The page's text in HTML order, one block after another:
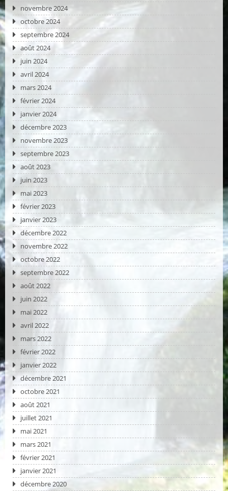
novembre 2024
octobre 2024
septembre 2024
août 2024
juin 2024
avril 2024
mars 2024
février 2024
janvier 2024
décembre 2023
novembre 2023
septembre 2023
août 2023
juin 2023
mai 2023
février 2023
janvier 2023
décembre 2022
novembre 2022
octobre 2022
septembre 2022
août 2022
juin 2022
mai 2022
avril 2022
mars 2022
février 2022
janvier 2022
décembre 2021
octobre 2021
août 2021
juillet 2021
mai 2021
mars 2021
février 2021
janvier 2021
décembre 2020